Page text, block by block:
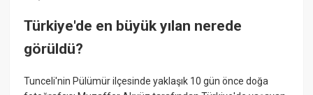
Türkiye'de en büyük yılan nerede
görüldü?
Tunceli'nin Pülümür ilçesinde yaklaşık 10 gün önce doğa